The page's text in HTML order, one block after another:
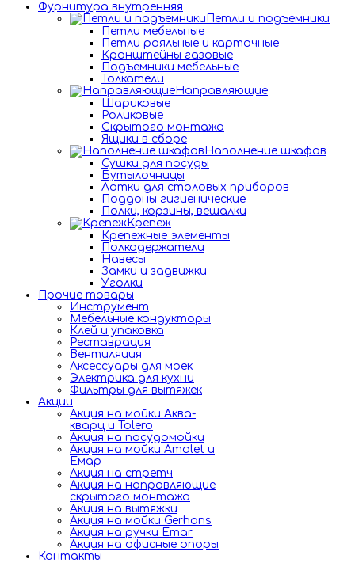
Фурнитура внутренняя
Петли и подъемники
Петли мебельные
Петли рояльные и карточные
Кронштейны газовые
Подъемники мебельные
Толкатели
Направляющие
Шариковые
Роликовые
Скрытого монтажа
Ящики в сборе
Наполнение шкафов
Сушки для посуды
Бутылочницы
Лотки для столовых приборов
Поддоны гигиенические
Полки, корзины, вешалки
Крепеж
Крепежные элементы
Полкодержатели
Навесы
Замки и задвижки
Уголки
Прочие товары
Инструмент
Мебельные кондукторы
Клей и упаковка
Реставрация
Вентиляция
Аксессуары для моек
Электрика для кухни
Фильтры для вытяжек
Акции
Акция на мойки Аква-
кварц и Tolero
Акция на посудомойки
Акция на мойки Amalet и
Емар
Акция на стретч
Акция на направляющие
скрытого монтажа
Акция на вытяжки
Акция на мойки Gerhans
Акция на ручки Emar
Акция на офисные опоры
Контакты